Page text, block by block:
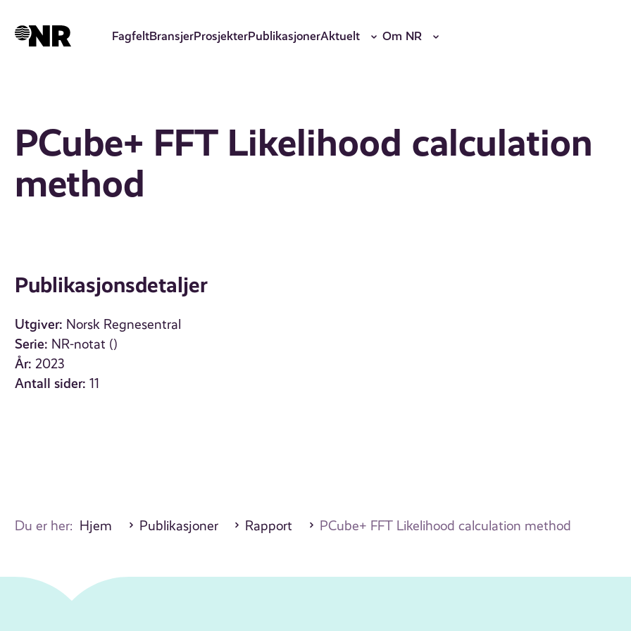
hovedinnhold
FagfeltBransjerProsjekterPublikasjonerAktuelt Om NR
PCube+ FFT Likelihood calculation
method
Publikasjonsdetaljer
Utgiver: Norsk Regnesentral
Serie: NR-notat ()
År: 2023
Antall sider: 11
Du er her: Hjem Publikasjoner Rapport PCube+ FFT Likelihood calculation method